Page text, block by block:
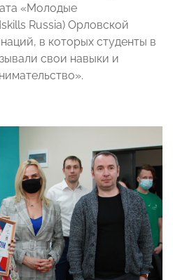
«Молодые
Russia) Орловской
в которых студенты в
свои навыки и